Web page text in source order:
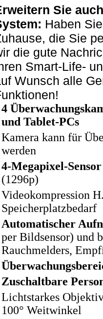
Sie
Haben
die Sie
die gute
Smart-Life-
Wunsch alle
4
und Tablet-PCs
Kamera kann für
werden
4-Megapixel-
(1296p)
Videokompression
Speicherplatzbedarf
Automatischer
per Bildsensor) und
Rauchmelders,
Zuschaltbare
Lichtstarkes
100° Weitwinkel